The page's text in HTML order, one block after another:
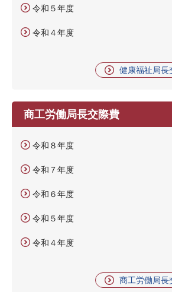
令和５年度
令和４年度
健康福祉局長
商工労働局長交際費
令和８年度
令和７年度
令和６年度
令和５年度
令和４年度
商工労働局長